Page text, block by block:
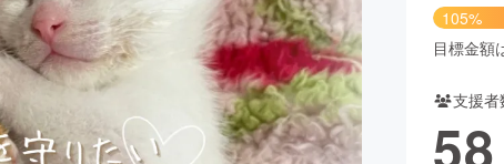
書籍・雑誌出版 アニメ・漫画
ビューティー・ヘルスケ
105%
目標金額
支援者
58